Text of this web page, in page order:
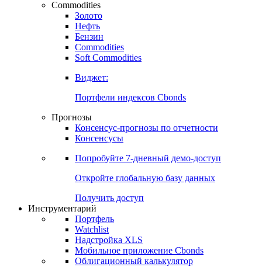
Commodities
Золото
Нефть
Бензин
Commodities
Soft Commodities
Виджет:
Портфели индексов Cbonds
Прогнозы
Консенсус-прогнозы по отчетности
Консенсусы
Попробуйте 7-дневный демо-доступ
Откройте глобальную базу данных
Получить доступ
Инструментарий
Портфель
Watchlist
Надстройка XLS
Мобильное приложение Cbonds
Облигационный калькулятор